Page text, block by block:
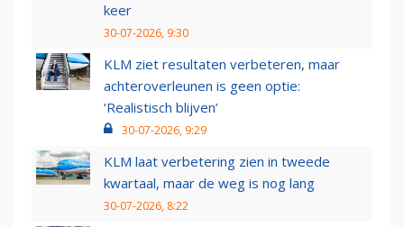
keer
30-07-2026, 9:30
KLM ziet resultaten verbeteren, maar
achteroverleunen is geen optie:
‘Realistisch blijven’
30-07-2026, 9:29
KLM laat verbetering zien in tweede
kwartaal, maar de weg is nog lang
30-07-2026, 8:22